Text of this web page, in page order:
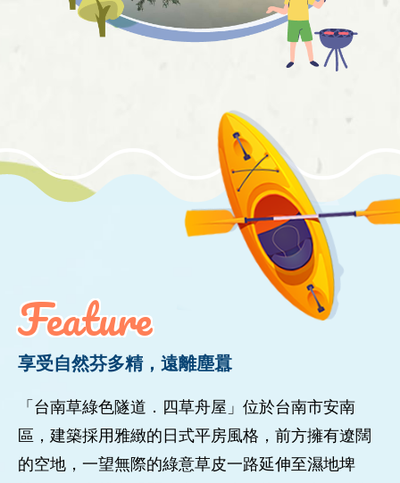
Feature
享受自然芬多精，遠離塵囂
「台南草綠色隧道．四草舟屋」位於台南市安南
區，建築採用雅緻的日式平房風格，前方擁有遼闊
的空地，一望無際的綠意草皮一路延伸至濕地埤